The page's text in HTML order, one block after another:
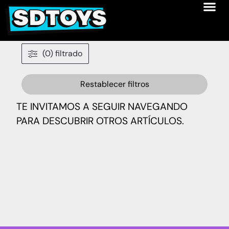
(0) filtrado
Restablecer filtros
TE INVITAMOS A SEGUIR NAVEGANDO
PARA DESCUBRIR OTROS ARTÍCULOS.